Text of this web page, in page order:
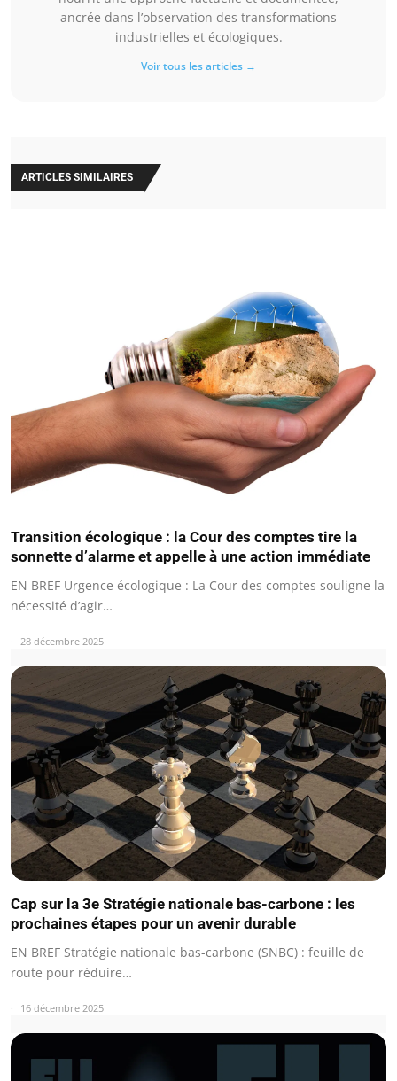
ancrée dans l’observation des transformations
industrielles et écologiques.
Voir tous les articles →
ARTICLES SIMILAIRES
Transition écologique : la Cour des comptes tire la
sonnette d’alarme et appelle à une action immédiate
EN BREF Urgence écologique : La Cour des comptes souligne la
nécessité d’agir…
28 décembre 2025
Cap sur la 3e Stratégie nationale bas-carbone : les
prochaines étapes pour un avenir durable
EN BREF Stratégie nationale bas-carbone (SNBC) : feuille de
route pour réduire…
16 décembre 2025